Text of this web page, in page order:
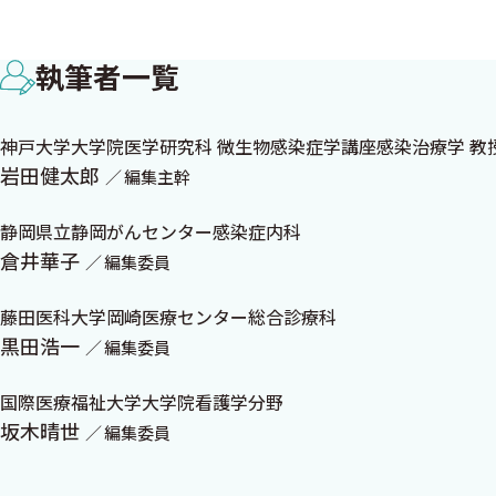
ケーススタディで学ぶ培養陰性症例の考え方
パスツレラ肺炎：ペットとの距離感をはかる
今日も明日もAMR対策 51 具 芳明
今，緊急で必要な新規抗菌薬とは
名作で読む感染症 3 岩田健太郎
耐性菌と対峙する―臨床と研究の現場から― 3 原田壮平
駆け出し感染症内科医のClinical Questions―調べたこと
・Streptococcus属による菌血症の治療において，経口抗
執筆者一覧
神戸大学大学院医学研究科 微生物感染症学講座感染治療学 教
岩田健太郎 編集主幹
静岡県立静岡がんセンター感染症内科
倉井華子 編集委員
藤田医科大学岡崎医療センター総合診療科
黒田浩一 編集委員
国際医療福祉大学大学院看護学分野
坂木晴世 編集委員